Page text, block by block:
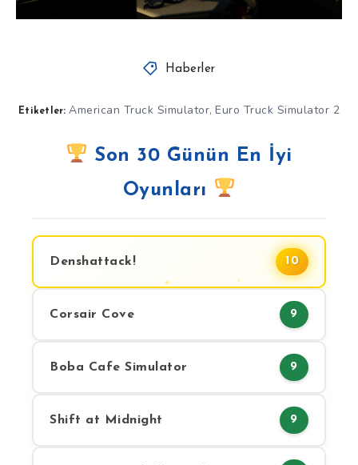
Haberler
Etiketler: American Truck Simulator, Euro Truck Simulator 2
Son 30 Günün En İyi
Oyunları
Denshattack! 10
Corsair Cove 9
Boba Cafe Simulator 9
Shift at Midnight 9